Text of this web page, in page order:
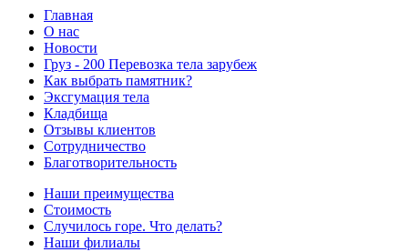
Главная
О нас
Новости
Груз - 200 Перевозка тела зарубеж
Как выбрать памятник?
Эксгумация тела
Кладбища
Отзывы клиентов
Сотрудничество
Благотворительность
Наши преимущества
Стоимость
Случилось горе. Что делать?
Наши филиалы